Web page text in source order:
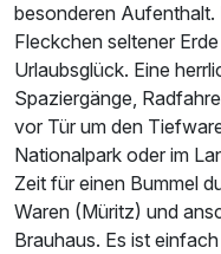
besonderen Aufenthalt.
Fleckchen seltener
Urlaubsglück. Eine
Spaziergänge,
vor Tür um den
Nationalpark oder im
Zeit für einen Bummel
Waren (Müritz) und
Brauhaus. Es ist